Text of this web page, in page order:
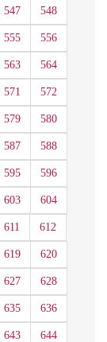
547 548
555 556
563 564
571 572
579 580
587 588
595 596
603 604
611 612
619 620
627 628
635 636
643 644